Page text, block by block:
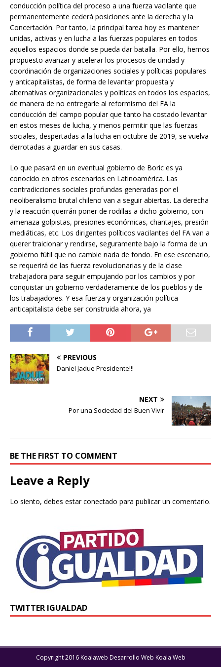
conducción política del proceso a una fuerza vacilante que
permanentemente cederá posiciones ante la derecha y la
Concertación. Por tanto, la principal tarea hoy es mantener
unidas, activas y en lucha a las fuerzas populares en todos
aquellos espacios donde se pueda dar batalla. Por ello, hemos
propuesto avanzar y acelerar los procesos de unidad y
coordinación de organizaciones sociales y políticas populares
y anticapitalistas, de forma de levantar propuesta y
alternativas organizacionales y políticas en todos los espacios,
de manera de no entregarle al reformismo del FA la
conducción del campo popular que tanto ha costado levantar
en estos meses de lucha, y menos permitir que las fuerzas
sociales, despertadas a la lucha en octubre de 2019, se vuelva
derrotadas a guardar en sus casas.
Lo que pasará en un eventual gobierno de Boric es ya
conocido en otros escenarios en Latinoamérica. Las
contradicciones sociales profundas generadas por el
neoliberalismo brutal chileno van a seguir abiertas. La derecha
y la reacción querrán poner de rodillas a dicho gobierno, con
amenaza golpistas, presiones económicas, chantajes, presión
mediáticas, etc. Los dirigentes políticos vacilantes del FA van a
querer traicionar y rendirse, seguramente bajo la forma de un
gobierno fútil que no cambie nada de fondo. En ese escenario,
se requerirá de las fuerza revolucionarias y de la clase
trabajadora para seguir empujando por los cambios y por
conquistar un gobierno verdaderamente de los pueblos y de
los trabajadores. Y esa fuerza y organización política
anticapitalista debe ser construida ahora, ya
PREVIOUS
Daniel Jadue Presidente!!!
NEXT
Por una Sociedad del Buen Vivir
BE THE FIRST TO COMMENT
Leave a Reply
Lo siento, debes estarconectado para publicar un comentario.
TWITTER IGUALDAD
Copyright 2016 Koalaweb Desarrollo Web Koala Web